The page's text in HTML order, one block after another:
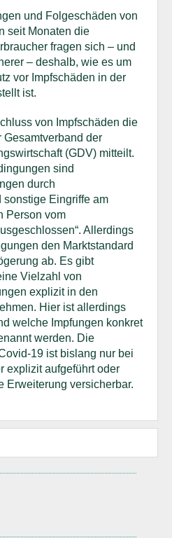
und Folgeschäden von
seit Monaten die
fragen sich – und
– deshalb, wie es um
vor Impfschäden in der
ist.
von Impfschäden die
Gesamtverband der
(GDV) mitteilt.
sind
durch
Eingriffe am
Person vom
Allerdings
den Marktstandard
ab. Es gibt
Vielzahl von
explizit in den
Hier ist allerdings
welche Impfungen konkret
werden. Die
19 ist bislang nur bei
explizit aufgeführt oder
Erweiterung versicherbar.